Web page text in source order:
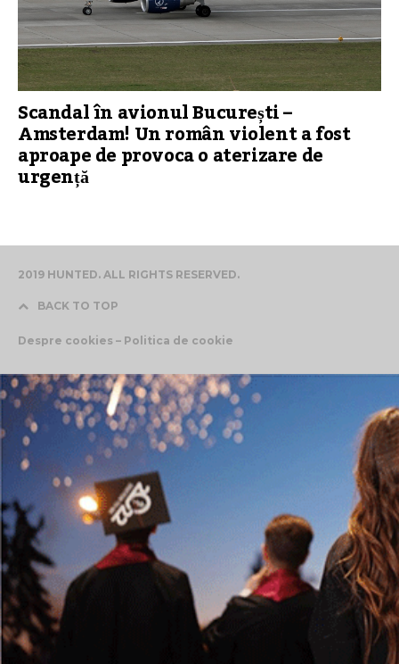
Scandal în avionul București –
Amsterdam! Un român violent a fost
aproape de provoca o aterizare de
urgență
2019 HUNTED. ALL RIGHTS RESERVED.
BACK TO TOP
Despre cookies – Politica de cookie